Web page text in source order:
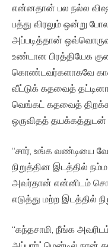
என்னதான் பல நல்ல
பத்து விரலும் ஒன்று
அப்படித்தான்
உண்டான பிரத்தியேக
கொண்டவர்களாகவே
வீட்டுக் கதவைத் தட்டினார்
வெங்கட் கதவைத்
ஒருவிதத்
“சார், உங்க வண்டியை
நிறுத்தின இடத்தில்
அவர்தான் என்னிடம்
எடுத்து மற்ற இடத்தில்
“கந்தசாமி, நீங்க